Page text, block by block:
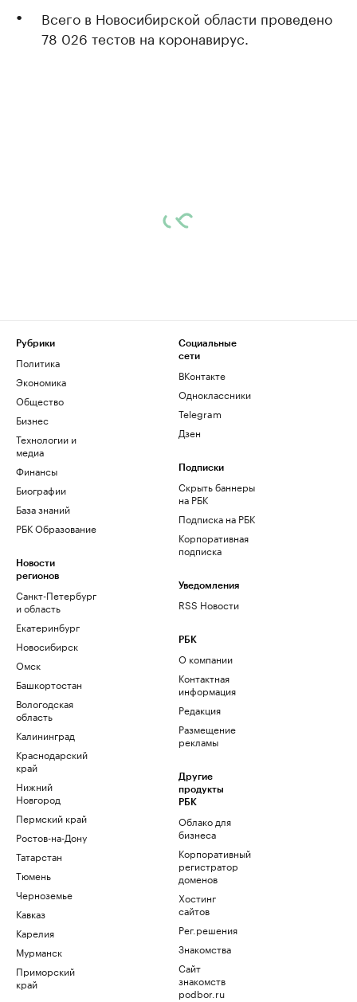
Всего в Новосибирской области проведено
78 026 тестов на коронавирус.
Рубрики
Политика
Экономика
Общество
Бизнес
Технологии и
медиа
Финансы
Биографии
База знаний
РБК Образование
Новости
регионов
Санкт-Петербург
и область
Екатеринбург
Новосибирск
Омск
Башкортостан
Вологодская
область
Калининград
Краснодарский
край
Нижний
Новгород
Пермский край
Ростов-на-Дону
Татарстан
Тюмень
Черноземье
Кавказ
Карелия
Мурманск
Приморский
край
Социальные
сети
ВКонтакте
Одноклассники
Telegram
Дзен
Подписки
Скрыть баннеры
на РБК
Подписка на РБК
Корпоративная
подписка
Уведомления
RSS Новости
РБК
О компании
Контактная
информация
Редакция
Размещение
рекламы
Другие
продукты
РБК
Облако для
бизнеса
Корпоративный
регистратор
доменов
Хостинг
сайтов
Рег.решения
Знакомства
Сайт
знакомств
podbor.ru